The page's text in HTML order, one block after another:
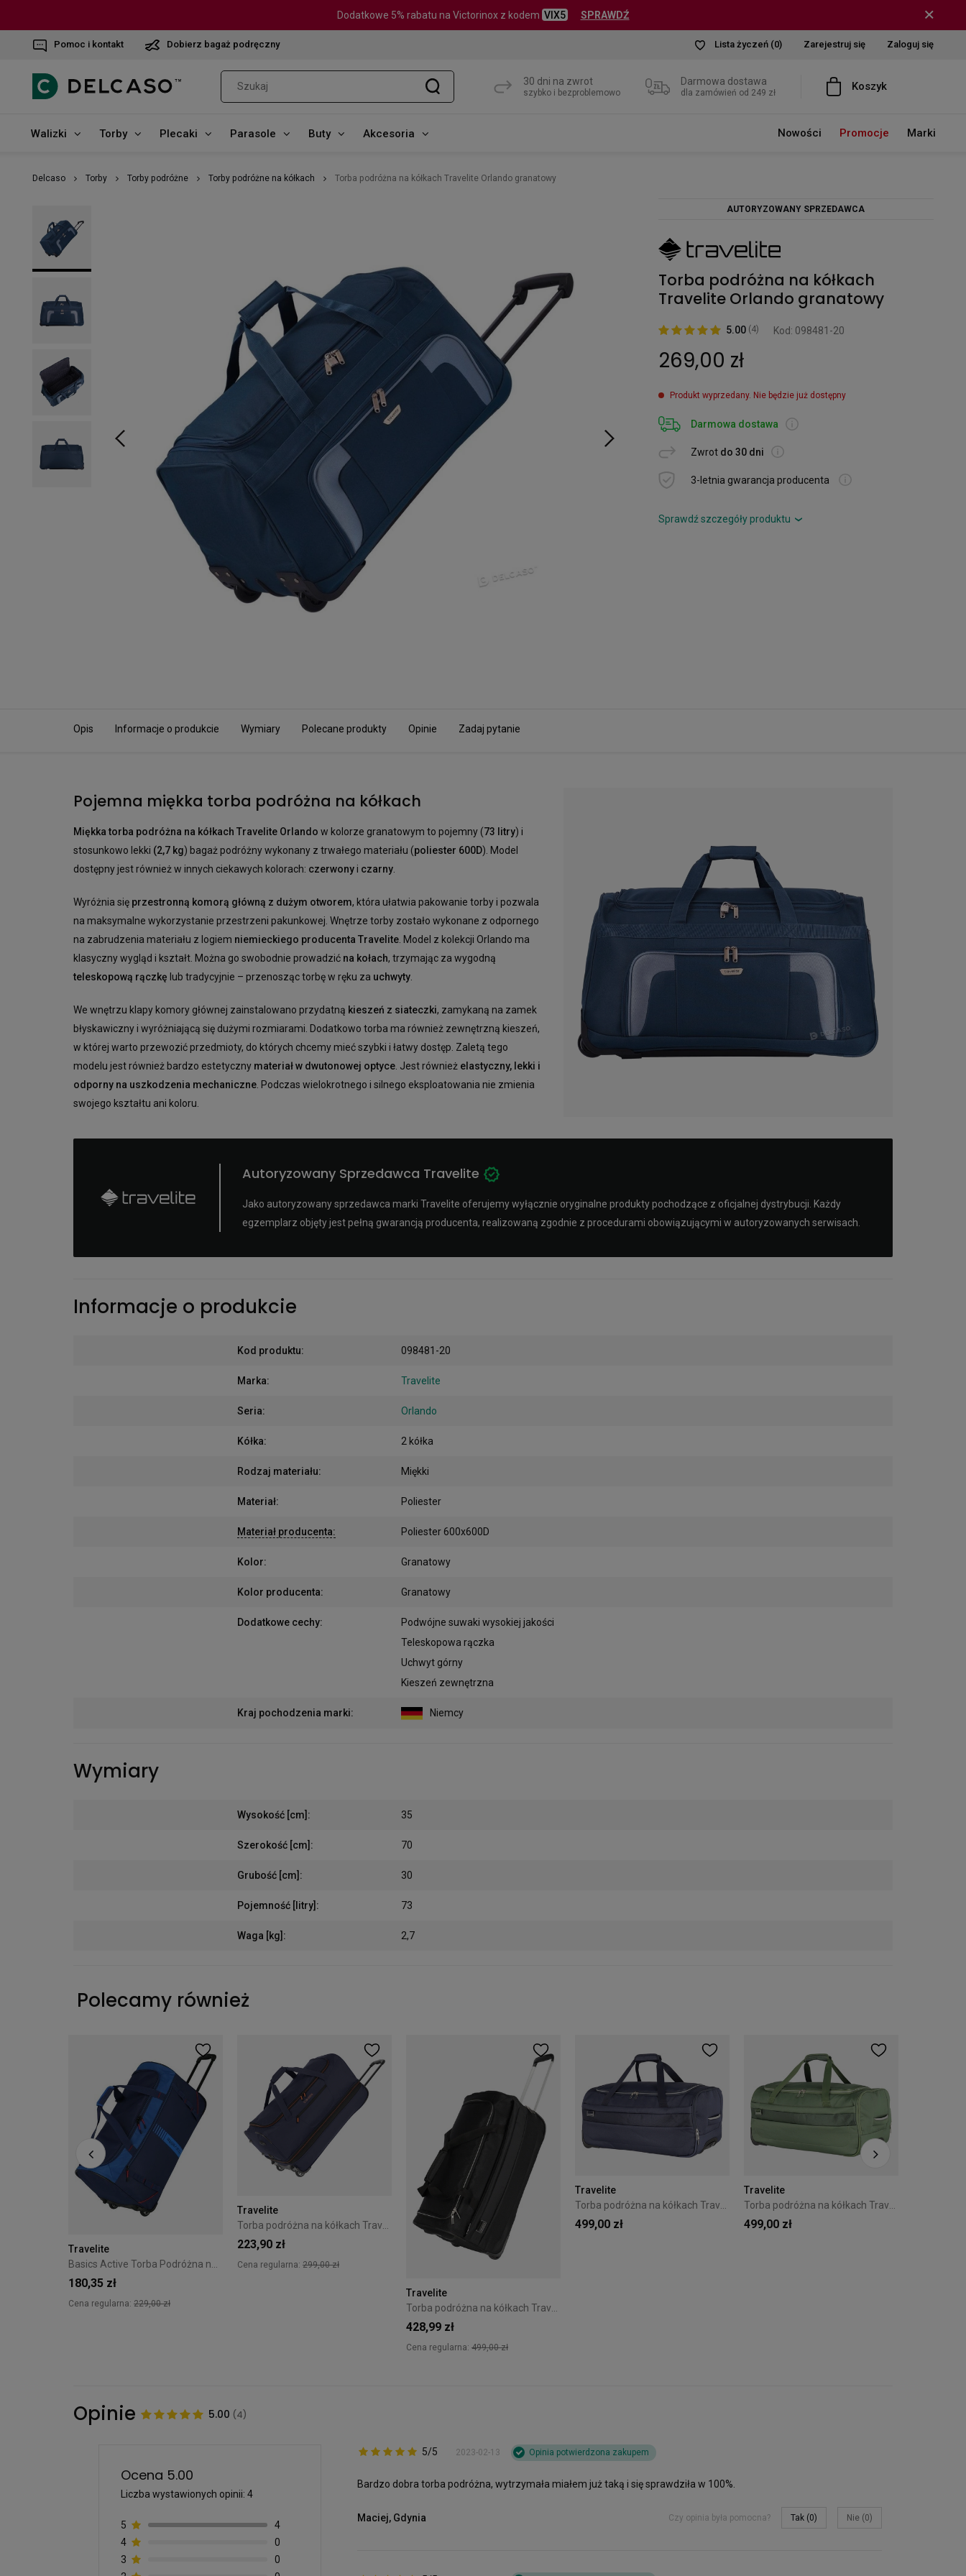
Dodatkowe 5% rabatu na Victorinox z kodem VIX5 SPRAWDŹ
Pomoc i kontakt Dobierz bagaż podręczny Lista życzeń (0) Zarejestruj się Zaloguj się
30 dni na zwrot
szybko i bezproblemowo
Darmowa dostawa
dla zamówień od 249 zł Koszyk
Walizki Torby Plecaki Parasole Buty Akcesoria Nowości Promocje Marki
Delcaso Torby Torby podróżne Torby podróżne na kółkach Torba podróżna na kółkach Travelite Orlando granatowy
AUTORYZOWANY SPRZEDAWCA
Torba podróżna na kółkach
Travelite Orlando granatowy
5.00 (4) Kod: 098481-20
269,00 zł
Produkt wyprzedany. Nie będzie już dostępny
Darmowa dostawa
Zwrot do 30 dni
3-letnia gwarancja producenta
Sprawdź szczegóły produktu ›
Opis Informacje o produkcie Wymiary Polecane produkty Opinie Zadaj pytanie
Pojemna miękka torba podróżna na kółkach
Miękka torba podróżna na kółkach Travelite Orlando w kolorze granatowym to pojemny (73 litry) i
stosunkowo lekki (2,7 kg) bagaż podróżny wykonany z trwałego materiału (poliester 600D). Model
dostępny jest również w innych ciekawych kolorach: czerwonyi czarny.
Wyróżnia się przestronną komorą główną z dużym otworem, która ułatwia pakowanie torby i pozwala
na maksymalne wykorzystanie przestrzeni pakunkowej. Wnętrze torby zostało wykonane z odpornego
na zabrudzenia materiału z logiem niemieckiego producenta Travelite. Model z kolekcji Orlando ma
klasyczny wygląd i kształt. Można go swobodnie prowadzić na kołach, trzymając za wygodną
teleskopową rączkę lub tradycyjnie – przenosząc torbę w ręku za uchwyty.
We wnętrzu klapy komory głównej zainstalowano przydatną kieszeń z siateczki, zamykaną na zamek
błyskawiczny i wyróżniającą się dużymi rozmiarami. Dodatkowo torba ma również zewnętrzną kieszeń,
w której warto przewozić przedmioty, do których chcemy mieć szybki i łatwy dostęp. Zaletą tego
modelu jest również bardzo estetyczny materiał w dwutonowej optyce. Jest również elastyczny, lekki i
odporny na uszkodzenia mechaniczne. Podczas wielokrotnego i silnego eksploatowania nie zmienia
swojego kształtu ani koloru.
Autoryzowany Sprzedawca Travelite
Jako autoryzowany sprzedawca marki Travelite oferujemy wyłącznie oryginalne produkty pochodzące z oficjalnej dystrybucji. Każdy
egzemplarz objęty jest pełną gwarancją producenta, realizowaną zgodnie z procedurami obowiązującymi w autoryzowanych serwisach.
Informacje o produkcie
Kod produktu: 098481-20
Marka: Travelite
Seria: Orlando
Kółka: 2 kółka
Rodzaj materiału: Miękki
Materiał: Poliester
Materiał producenta: Poliester 600x600D
Kolor: Granatowy
Kolor producenta: Granatowy
Dodatkowe cechy:
Podwójne suwaki wysokiej jakości
Teleskopowa rączka
Uchwyt górny
Kieszeń zewnętrzna
Kraj pochodzenia marki: Niemcy
Wymiary
Wysokość [cm] : 35
Szerokość [cm] : 70
Grubość [cm] : 30
Pojemność [litry] : 73
Waga [kg] : 2,7
Polecamy również
Travelite
Basics Active Torba Podróżna na kółkach Travelite granatowa
180,35 zł
Cena regularna: 229,00 zł
Travelite
223,90 zł
Cena regularna: 299,00 zł
Travelite
428,99 zł
Cena regularna: 499,00 zł
Travelite
Torba podróżna na kółkach Travelite Miigo 71L Niebieska
499,00 zł
Travelite
499,00 zł
Opinie 5.00 (4)
Ocena 5.00
Liczba wystawionych opinii: 4
5
4
4
0
3
0
5/5 2023-02-13 Opinia potwierdzona zakupem
Bardzo dobra torba podróżna, wytrzymała miałem już taką i się sprawdziła w 100%.
Maciej, Gdynia Czy opinia była pomocna? Tak 0 Nie 0